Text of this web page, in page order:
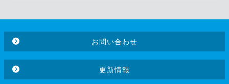
お問い合わせ
更新情報